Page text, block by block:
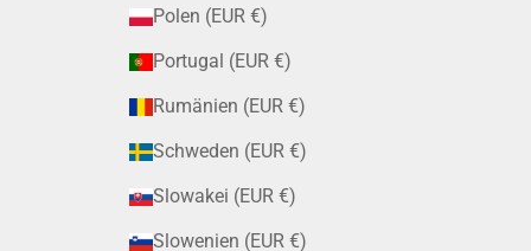
Polen (EUR €)
Portugal (EUR €)
Rumänien (EUR €)
Schweden (EUR €)
Slowakei (EUR €)
Slowenien (EUR €)